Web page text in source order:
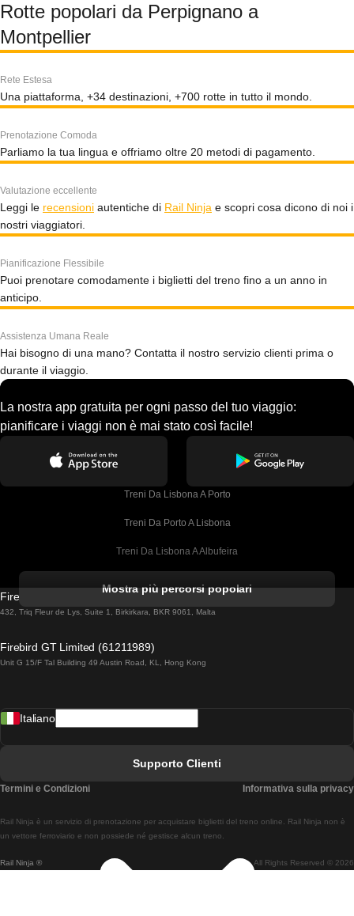
Rotte popolari da Perpignano a
Montpellier
Rete Estesa
Una piattaforma, +34 destinazioni, +700 rotte in tutto il mondo.
Prenotazione Comoda
Parliamo la tua lingua e offriamo oltre 20 metodi di pagamento.
Valutazione eccellente
Leggi le recensioni autentiche di Rail Ninja e scopri cosa dicono di noi i
nostri viaggiatori.
Pianificazione Flessibile
Puoi prenotare comodamente i biglietti del treno fino a un anno in
anticipo.
Assistenza Umana Reale
Hai bisogno di una mano? Contatta il nostro servizio clienti prima o
durante il viaggio.
La nostra app gratuita per ogni passo del tuo viaggio:
pianificare i viaggi non è mai stato così facile!
Treni Da Lisbona A Porto
Treni Da Porto A Lisbona
Treni Da Lisbona A Albufeira
Treni Da Lisbona A Lagos
Treni Da Lisbona A Madrid
Treni Da Lisbon A Braga
Treni Da Braga A Lisbona
Mostra più percorsi popolari
Firebird GT Limited (OC 1451)
432, Triq Fleur de Lys, Suite 1, Birkirkara, BKR 9061, Malta
Firebird GT Limited (61211989)
Unit G 15/F Tal Building 49 Austin Road, KL, Hong Kong
Rail Ninja ® All Rights Reserved © 2026
Rail Ninja è un servizio di prenotazione per acquistare biglietti del treno online. Rail Ninja non è
un vettore ferroviario e non possiede né gestisce alcun treno.
Italiano
Supporto Clienti
Termini e Condizioni Informativa sulla privacy